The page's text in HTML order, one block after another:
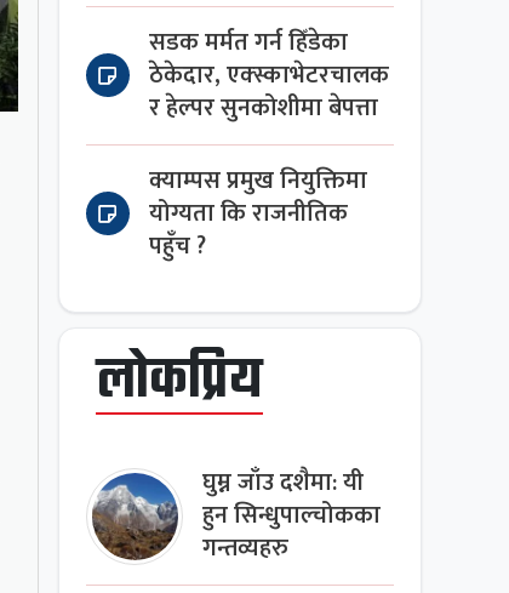
सडक मर्मत गर्न हिँडेका
ठेकेदार, एक्स्काभेटरचालक
र हेल्पर सुनकोशीमा बेपत्ता
क्याम्पस प्रमुख नियुक्तिमा
योग्यता कि राजनीतिक
पहुँच ?
लोकप्रिय
घुम्न जाँउ दशैमा: यी
हुन सिन्धुपाल्चोकका
गन्तव्यहरु